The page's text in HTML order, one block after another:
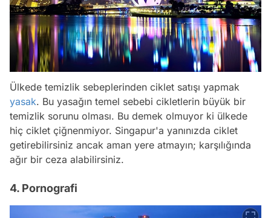
Ülkede temizlik sebeplerinden ciklet satışı yapmak
yasak. Bu yasağın temel sebebi cikletlerin büyük bir
temizlik sorunu olması. Bu demek olmuyor ki ülkede
hiç ciklet çiğnenmiyor. Singapur'a yanınızda ciklet
getirebilirsiniz ancak aman yere atmayın; karşılığında
ağır bir ceza alabilirsiniz.
4. Pornografi